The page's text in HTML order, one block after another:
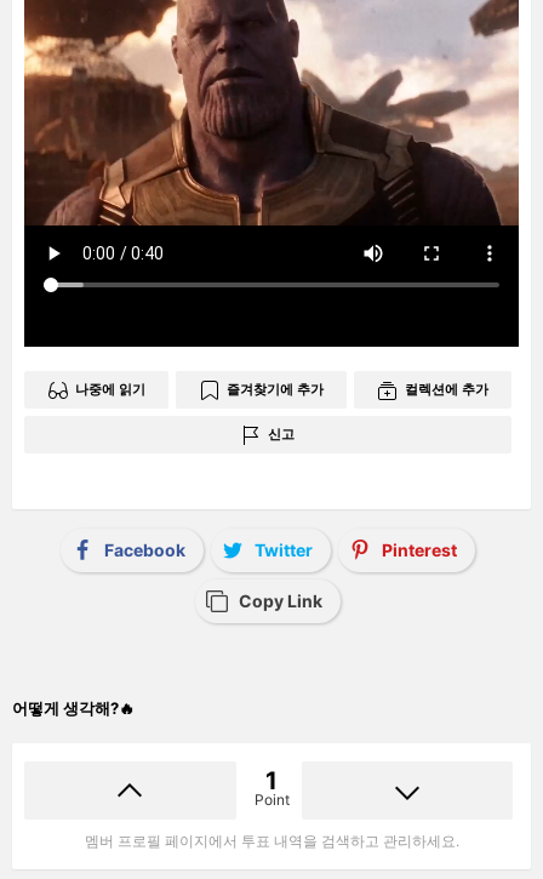
나중에 읽기 즐겨찾기에 추가 컬렉션에 추가
신고
Facebook Twitter Pinterest
Copy Link
어떻게 생각해?🔥
1
Point
멤버 프로필 페이지에서 투표 내역을 검색하고 관리하세요.